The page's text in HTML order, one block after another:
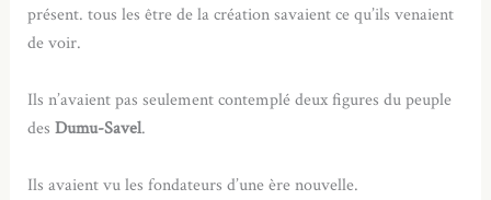
présent. tous les être de la création savaient ce qu’ils venaient
de voir.
Ils n’avaient pas seulement contemplé deux figures du peuple
desDumu-Savel.
Ils avaient vu les fondateurs d’une ère nouvelle.